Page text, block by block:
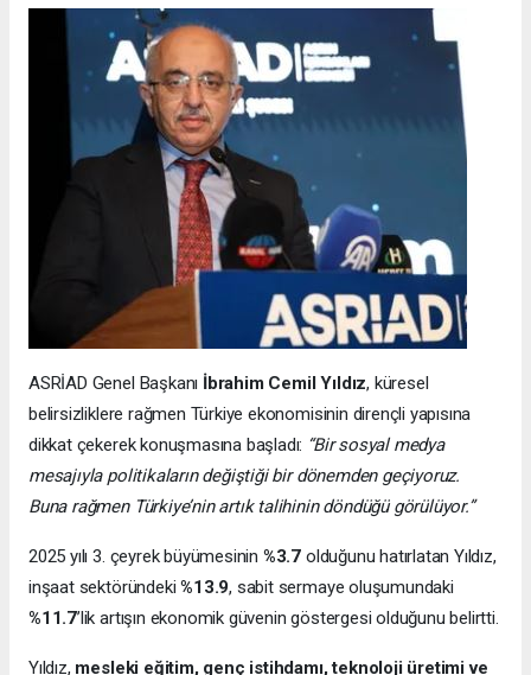
ASRİAD Genel Başkanı İbrahim Cemil Yıldız, küresel
belirsizliklere rağmen Türkiye ekonomisinin dirençli yapısına
dikkat çekerek konuşmasına başladı: “Bir sosyal medya
mesajıyla politikaların değiştiği bir dönemden geçiyoruz.
Buna rağmen Türkiye’nin artık talihinin döndüğü görülüyor.”
2025 yılı 3. çeyrek büyümesinin %3.7 olduğunu hatırlatan Yıldız,
inşaat sektöründeki%13.9, sabit sermaye oluşumundaki
%11.7’lik artışın ekonomik güvenin göstergesi olduğunu belirtti.
Yıldız, mesleki eğitim, genç istihdamı, teknoloji üretimi ve